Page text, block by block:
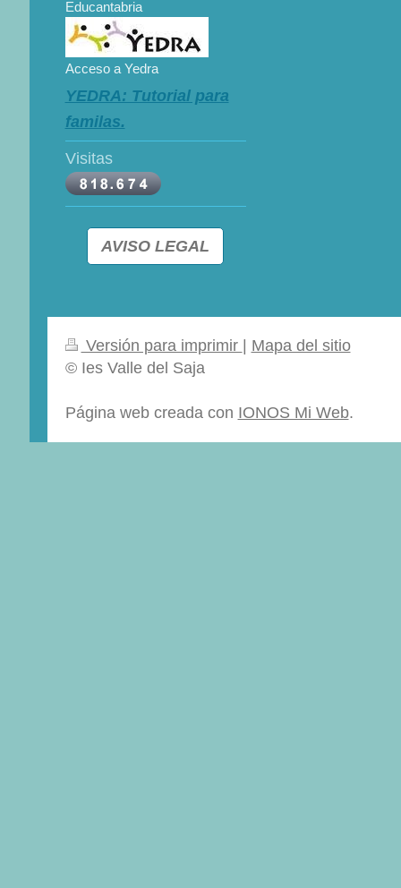
Educantabria
Acceso a Yedra
YEDRA: Tutorial para
familas.
Visitas
AVISO LEGAL
Versión para imprimir
Mapa del sitio
© Ies Valle del Saja
Página web creada con IONOS Mi Web.